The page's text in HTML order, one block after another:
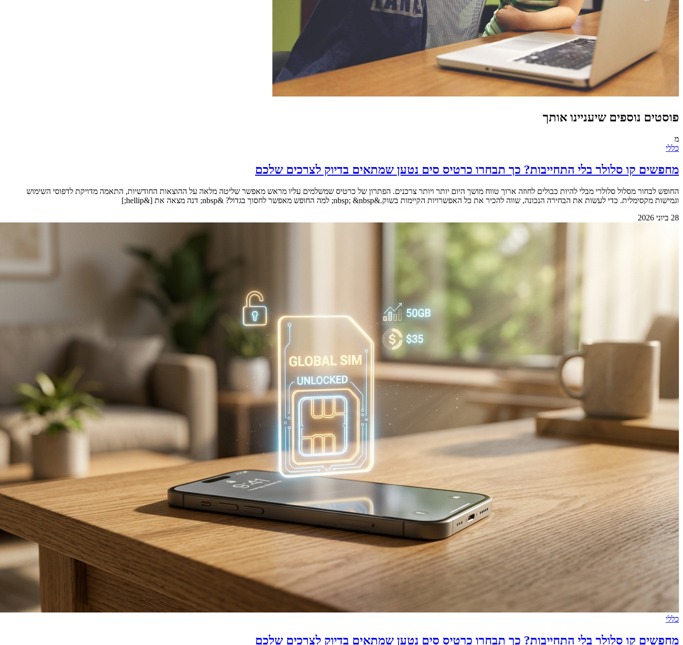
פוסטים נוספים שיעניינו אותך
מ
כללי
מחפשים קו סלולר בלי התחייבות? כך תבחרו כרטיס סים נטען שמתאים בדיוק לצרכים שלכם
החופש לבחור מסלול סלולרי מבלי להיות כבולים לחוזה ארוך טווח מושך היום יותר ויותר צרכנים. הפתרון של כרטיס שמשלמים עליו מראש מאפשר שליטה מלאה על ההוצאות החודשיות, התאמה מדויקת לדפוסי השימוש
וגמישות מקסימלית. כדי לעשות את הבחירה הנכונה, שווה להכיר את כל האפשרויות הקיימות בשוק.&nbsp; &nbsp; למה החופש מאפשר לחסוך בגדול? &nbsp; דנה מצאה את [&hellip;]
28 ביוני 2026
כללי
מחפשים קו סלולר בלי התחייבות? כך תבחרו כרטיס סים נטען שמתאים בדיוק לצרכים שלכם